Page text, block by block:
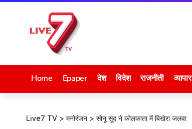
Home Epaper देश विदेश राजनीती व्यापार
Live7 TV > मनोरंजन > सोनू सूद ने कोलकाता में बिखेरा जलवा